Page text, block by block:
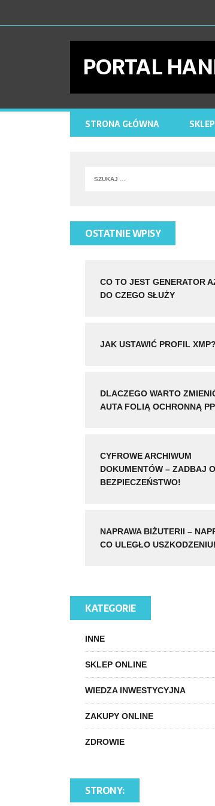
PORTAL
STRONA GŁÓWNA
OSTATNIE WPISY
CO TO JEST GENERATOR
DO CZEGO SŁUŻY
JAK USTAWIĆ PROFIL XMP?
DLACZEGO WARTO
AUTA FOLIĄ OCHRONNĄ
CYFROWE ARCHIWUM
DOKUMENTÓW – ZADBAJ
BEZPIECZEŃSTWO!
NAPRAWA BIŻUTERII –
CO ULEGŁO USZKODZENIU!
KATEGORIE
INNE
SKLEP ONLINE
WIEDZA INWESTYCYJNA
ZAKUPY ONLINE
ZDROWIE
STRONY: